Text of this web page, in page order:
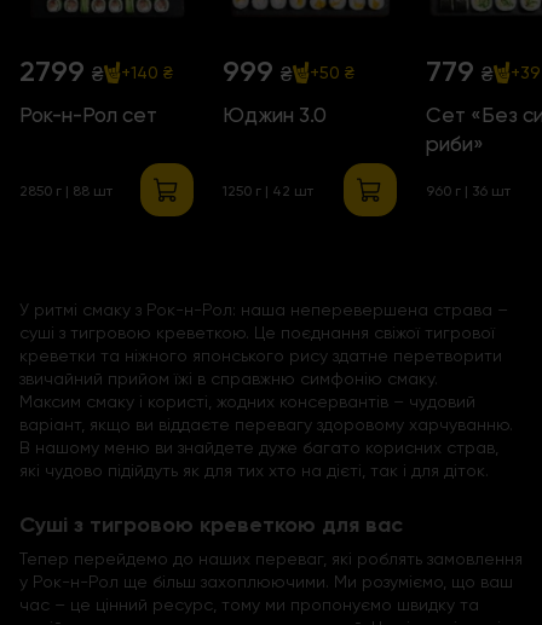
2799 ₴ +140 ₴
Рок-н-Рол сет
2850 г | 88 шт
999 ₴ +50 ₴
Юджин 3.0
1250 г | 42 шт
779 ₴
Сет «Без
риби»
960 г | 36 шт
У ритмі смаку з Рок-н-Рол: наша неперевершена страва –
суші з тигровою креветкою. Це поєднання свіжої тигрової
креветки та ніжного японського рису здатне перетворити
звичайний прийом їжі в справжню симфонію смаку.
Максим смаку і користі, жодних консервантів – чудовий
варіант, якщо ви віддаєте перевагу здоровому харчуванню.
В нашому меню ви знайдете дуже багато корисних страв,
які чудово підійдуть як для тих хто на дієті, так і для діток.
Суші з тигровою креветкою для вас
Тепер перейдемо до наших переваг, які роблять замовлення
у Рок-н-Рол ще більш захоплюючими. Ми розуміємо, що ваш
час – це цінний ресурс, тому ми пропонуємо швидку та